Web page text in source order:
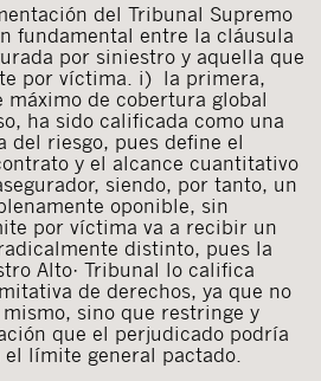
del Tribunal Supremo
fundamental entre la cláusula
por siniestro y aquella que
por víctima. i) la primera,
máximo de cobertura global
ha sido calificada como una
del riesgo, pues define el
y el alcance cuantitativo
siendo, por tanto, un
oponible, sin
por víctima va a recibir un
distinto, pues la
Alto· Tribunal lo califica
de derechos, ya que no
sino que restringe y
que el perjudicado podría
límite general pactado.